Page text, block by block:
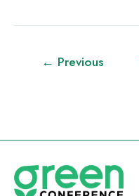
← Previous